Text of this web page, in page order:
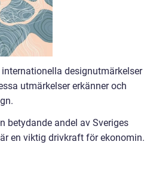
designutmärkelser
utmärkelser erkänner och
betydande andel av Sveriges
en viktig drivkraft för ekonomin.